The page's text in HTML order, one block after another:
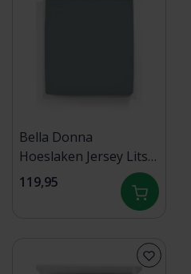
Bella Donna
Hoeslaken Jersey Lits-
Jumeaux vintage grijs -
0650 180/200-200/220
119,95